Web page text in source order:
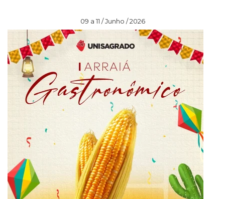
Calendário acadêmico
Internacionalização
UATI
09 a 11 / Junho / 2026